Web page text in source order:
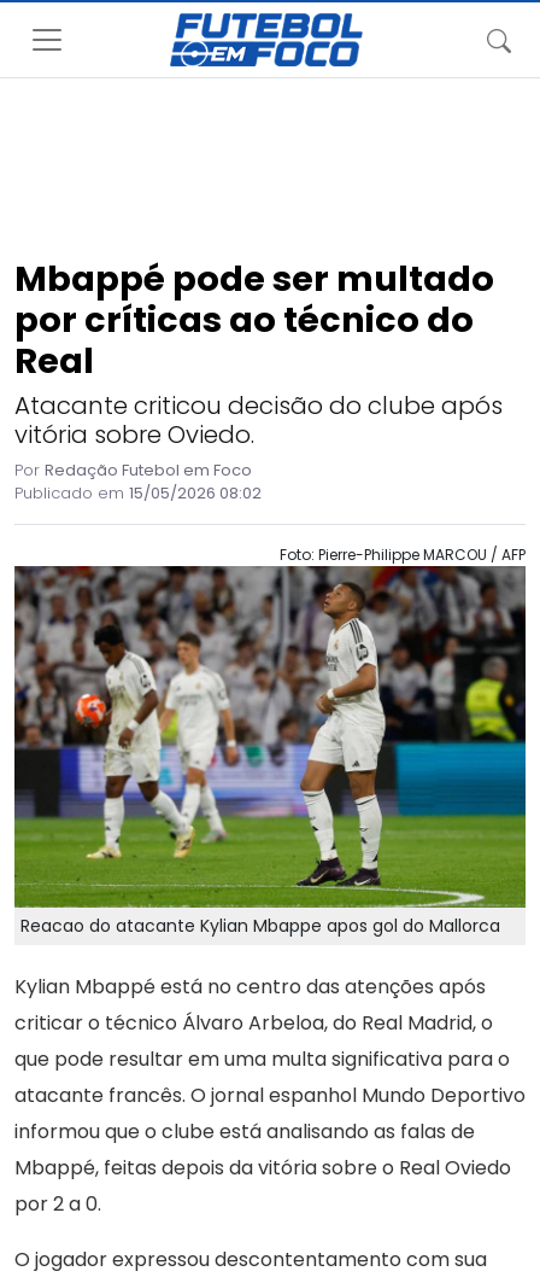
Mbappé pode ser multado
por críticas ao técnico do
Real
Atacante criticou decisão do clube após
vitória sobre Oviedo.
Por Redação Futebol em Foco
Publicado em 15/05/2026 08:02
Foto: Pierre-Philippe MARCOU / AFP
Reacao do atacante Kylian Mbappe apos gol do Mallorca
Kylian Mbappé está no centro das atenções após
criticar o técnico Álvaro Arbeloa, do Real Madrid, o
que pode resultar em uma multa significativa para o
atacante francês. O jornal espanhol Mundo Deportivo
informou que o clube está analisando as falas de
Mbappé, feitas depois da vitória sobre o Real Oviedo
por 2 a 0.
O jogador expressou descontentamento com sua